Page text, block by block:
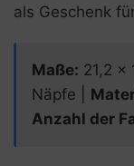
als Geschenk
Maße: 21,2 x
Näpfe |
Anzahl der